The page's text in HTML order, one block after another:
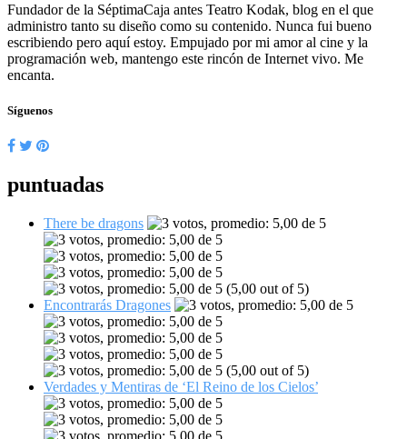
Fundador de la SéptimaCaja antes Teatro Kodak, blog en el que
administro tanto su diseño como su contenido. Nunca fui bueno
escribiendo pero aquí estoy. Empujado por mi amor al cine y la
programación web, mantengo este rincón de Internet vivo. Me
encanta.
Síguenos
puntuadas
There be dragons
(5,00 out of 5)
Encontrarás Dragones
(5,00 out of 5)
Verdades y Mentiras de ‘El Reino de los Cielos’